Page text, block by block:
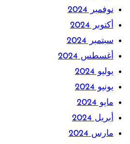
نوفمبر 2024
أكتوبر 2024
سبتمبر 2024
أغسطس 2024
يوليو 2024
يونيو 2024
مايو 2024
أبريل 2024
مارس 2024